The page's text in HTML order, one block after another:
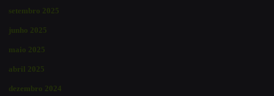
setembro 2025
junho 2025
maio 2025
abril 2025
dezembro 2024